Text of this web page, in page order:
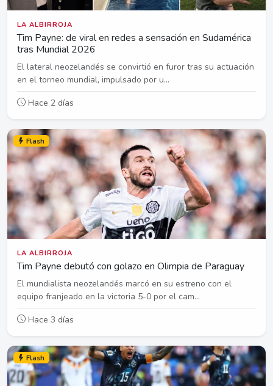
LA ALBIRROJA
Tim Payne: de viral en redes a sensación en Sudamérica
tras Mundial 2026
El lateral neozelandés se convirtió en furor tras su actuación
en el torneo mundial, impulsado por u...
Hace 2 días
Flash
LA ALBIRROJA
Tim Payne debutó con golazo en Olimpia de Paraguay
El mundialista neozelandés marcó en su estreno con el
equipo franjeado en la victoria 5-0 por el cam...
Hace 3 días
Flash